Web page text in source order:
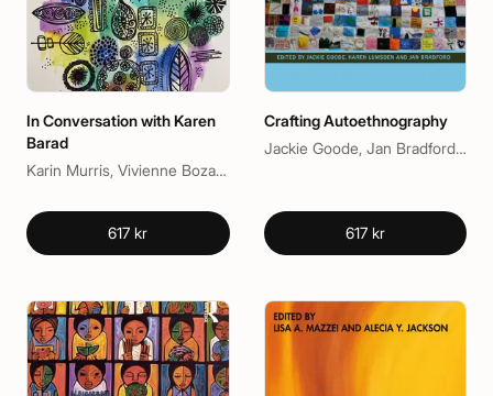
In Conversation with Karen
Barad
Karin Murris, Vivienne Bozalek
617 kr
Crafting Autoethnography
Jackie Goode, Jan Bradford, Karen Lumsden
617 kr